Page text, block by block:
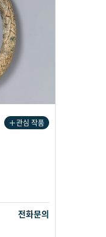
관심 작품
전화문의